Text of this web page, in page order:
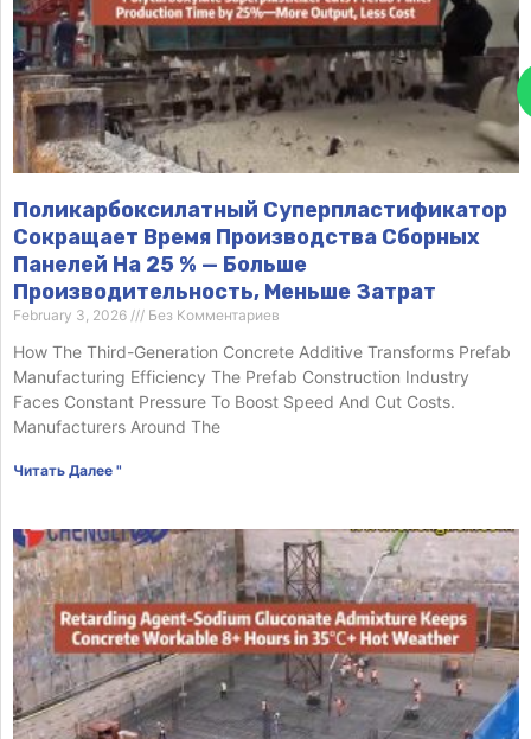
Поликарбоксилатный Суперпластификатор
Сокращает Время Производства Сборных
Панелей На 25 % — Больше
Производительность, Меньше Затрат
February 3, 2026 Без Комментариев
How The Third-Generation Concrete Additive Transforms Prefab
Manufacturing Efficiency The Prefab Construction Industry
Faces Constant Pressure To Boost Speed And Cut Costs.
Manufacturers Around The
Читать Далее "